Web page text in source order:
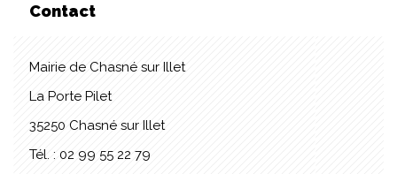
Contact
Mairie de Chasné sur Illet
La Porte Pilet
35250 Chasné sur Illet
Tél. : 02 99 55 22 79